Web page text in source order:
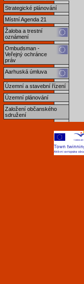
Strategické plánování
Místní Agenda 21
Žaloba a trestní
oznámení
Ombudsman -
Veřejný ochránce
práv
Aarhuská úmluva
Územní a stavební řízení
Územní plánování
Založení občanského
sdružení